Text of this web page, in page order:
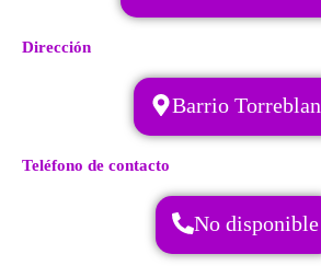
Dirección
Barrio
Teléfono de contacto
No disponible